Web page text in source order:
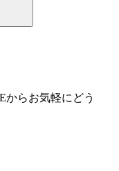
からお気軽にどう